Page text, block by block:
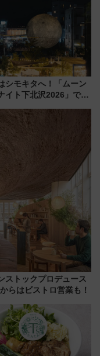
ミアムランチ”導入･ル
格など解説
シモキタへ！「ムーン
イト下北沢2026」でイ
よう
ストックプロデュース
らはビストロ営業も！